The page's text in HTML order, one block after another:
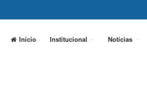
Início Institucional Notícias